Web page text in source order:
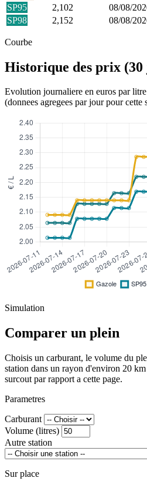
SP95
2,102
08/08/
SP98
2,152 08/08/
Courbe
Historique des prix (30
Evolution journaliere en euros par
(donnees agregees par jour pour cette
Simulation
Comparer un plein
Choisis un carburant, le volume du
station dans un rayon d'environ 20
surcout par rapport a cette page.
Parametres
Carburant
Volume (litres)
Autre station
Sur place